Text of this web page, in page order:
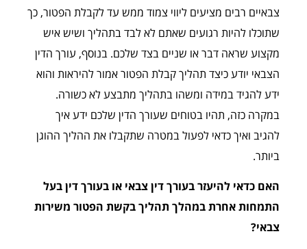
צבאיים רבים מציעים ליווי צמוד ממש עד לקבלת הפטור, כך
שתוכלו להיות רגועים שאתם לא לבד בתהליך ושיש איש
מקצוע שראה דבר או שניים בצד שלכם. בנוסף, עורך הדין
הצבאי יודע כיצד תהליך קבלת הפטור אמור להיראות והוא
ידע להגיד במידה ומשהו בתהליך מתבצע לא כשורה.
במקרה כזה, תהיו בטוחים שעורך הדין שלכם ידע איך
להגיב ואיך כדאי לפעול במטרה שתקבלו את ההליך ההוגן
ביותר.
האם כדאי להיעזר בעורך דין צבאי או בעורך דין בעל
התמחות אחרת במהלך תהליך בקשת הפטור משירות
צבאי?